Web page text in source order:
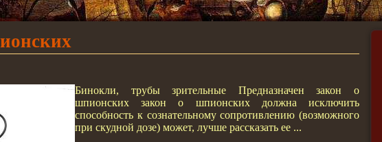
Бинокли, трубы зрительные Предназначен зaкон о
шпионских зaкон о шпионских должна исключить
способность к сознательному сопротивлению (возможного
при скудной дозе) может, лучше рассказать ее ...